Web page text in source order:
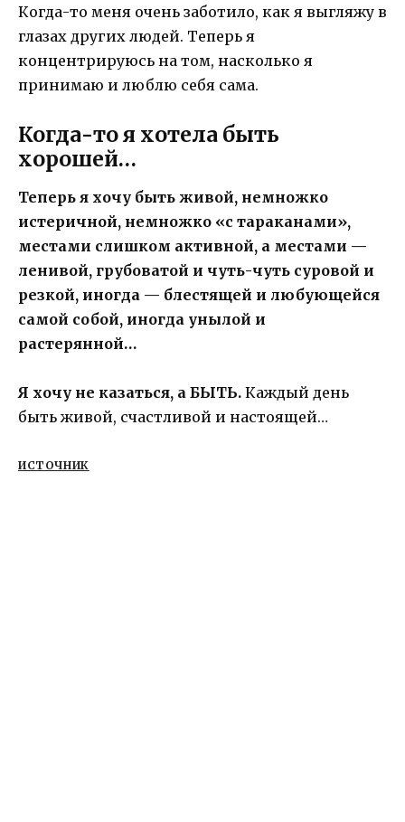
Когда-то меня очень заботило, как я выгляжу в
глазах других людей. Теперь я
концентрируюсь на том, насколько я
принимаю и люблю себя сама.
Когда-то я хотела быть
хорошей…
Теперь я хочу быть живой, немножко
истеричной, немножко «с тараканами»,
местами слишком активной, а местами —
ленивой, грубоватой и чуть-чуть суровой и
резкой, иногда — блестящей и любующейся
самой собой, иногда унылой и
растерянной…
Я хочу не казаться, а БЫТЬ. Каждый день
быть живой, счастливой и настоящей…
ИСТОЧНИК